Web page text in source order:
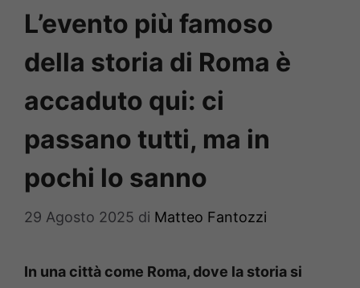
L’evento più famoso
della storia di Roma è
accaduto qui: ci
passano tutti, ma in
pochi lo sanno
29 Agosto 2025 di Matteo Fantozzi
In una città come Roma, dove la storia si